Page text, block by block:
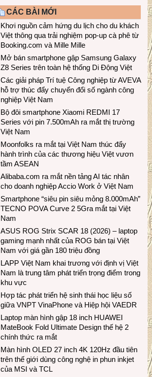
CÁC BÀI MỚI
Khơi nguồn cảm hứng du lịch cho du khách
Việt thông qua trải nghiệm pop-up cà phê từ
Booking.com và Mille Mille
Mở bán smartphone gập Samsung Galaxy
Z8 Series trên toàn hệ thống Di Động Việt
Các giải pháp Trí tuệ Công nghiệp từ AVEVA
hỗ trợ thúc đẩy chuyển đổi số ngành công
nghiệp Việt Nam
Bộ đôi smartphone Xiaomi REDMI 17
Series với pin 7.500mAh ra mắt thị trường
Việt Nam
Moonfolks ra mắt tại Việt Nam thúc đẩy
hành trình của các thương hiệu Việt vươn
tầm ASEAN
Alibaba.com ra mắt nền tảng AI tác nhân
cho doanh nghiệp Accio Work ở Việt Nam
Smartphone “siêu pin siêu mỏng 8.000mAh”
TECNO POVA Curve 2 5Gra mắt tại Việt
Nam
ASUS ROG Strix SCAR 18 (2026) – laptop
gaming mạnh nhất của ROG bán tại Việt
Nam với giá gần 180 triệu đồng
LAPP Việt Nam khai trương với định vị Việt
Nam là trung tâm phát triển trọng điểm trong
khu vực
Hợp tác phát triển hệ sinh thái học liệu số
giữa VNPT VinaPhone và Hiệp hội VAEDR
Laptop màn hình gập 18 inch HUAWEI
MateBook Fold Ultimate Design thế hệ 2
chính thức ra mắt
Màn hình OLED 27 inch 4K 120Hz đầu tiên
trên thế giới dùng công nghệ in phun inkjet
của MSI và TCL